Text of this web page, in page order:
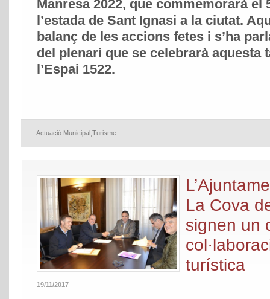
Manresa 2022, que commemorarà el
l’estada de Sant Ignasi a la ciutat.
balanç de les accions fetes i s’ha
del plenari que se celebrarà aquesta
l’Espai 1522.
Actuació Municipal Turisme
La Cova
signen un
turística
19/11/2017